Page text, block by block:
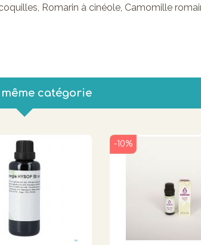
Romarin à cinéole, Camomille
même catégorie
-10%